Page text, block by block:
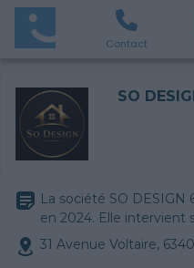
Contact
SO
La société SO DESIGN
en 2024. Elle intervient
31 Avenue Voltaire,